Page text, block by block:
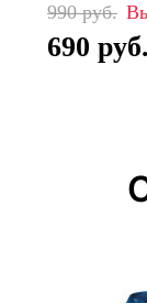
990
690